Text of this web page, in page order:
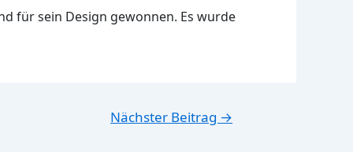
für sein Design gewonnen. Es wurde
Nächster Beitrag →